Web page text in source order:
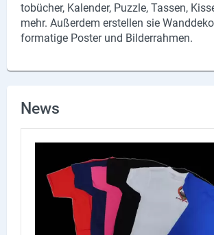
to­bü­cher, Ka­len­der, Puz­zle, Tas­sen,
mehr. Au­ßer­dem er­stel­len sie
for­ma­ti­ge Pos­ter und Bil­der­rah­men.
News